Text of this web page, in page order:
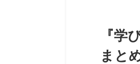
『学
まと